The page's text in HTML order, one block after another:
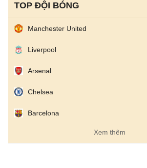
FC Inter Turku
HJK Helsinki
Jablonec
Paide Linnameesko
FC Noah
TOP ĐỘI BÓNG
Manchester United
Liverpool
Arsenal
Chelsea
Barcelona
Xem thêm